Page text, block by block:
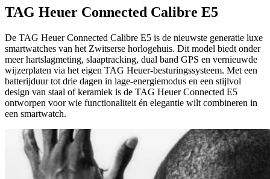
TAG Heuer Connected Calibre E5
De TAG Heuer Connected Calibre E5 is de nieuwste generatie luxe
smartwatches van het Zwitserse horlogehuis. Dit model biedt onder
meer hartslagmeting, slaaptracking, dual band GPS en vernieuwde
wijzerplaten via het eigen TAG Heuer-besturingssysteem. Met een
batterijduur tot drie dagen in lage-energiemodus en een stijlvol
design van staal of keramiek is de TAG Heuer Connected E5
ontworpen voor wie functionaliteit én elegantie wilt combineren in
een smartwatch.